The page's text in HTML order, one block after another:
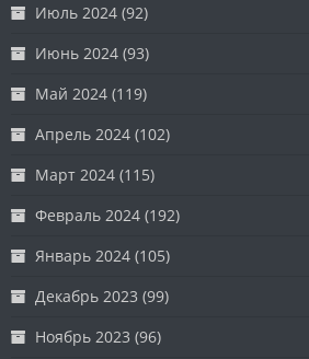
Июль 2024(92)
Июнь 2024(93)
Май 2024(119)
Апрель 2024(102)
Март 2024(115)
Февраль 2024(192)
Январь 2024(105)
Декабрь 2023 (99)
Ноябрь 2023 (96)